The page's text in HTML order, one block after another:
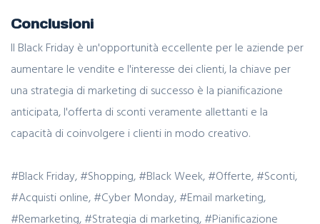
Conclusioni
Il Black Friday è un'opportunità eccellente per le aziende per
aumentare le vendite e l'interesse dei clienti, la chiave per
una strategia di marketing di successo è la pianificazione
anticipata, l'offerta di sconti veramente allettanti e la
capacità di coinvolgere i clienti in modo creativo.
#Black Friday, #Shopping, #Black Week, #Offerte, #Sconti,
#Acquisti online, #Cyber Monday, #Email marketing,
#Remarketing, #Strategia di marketing, #Pianificazione